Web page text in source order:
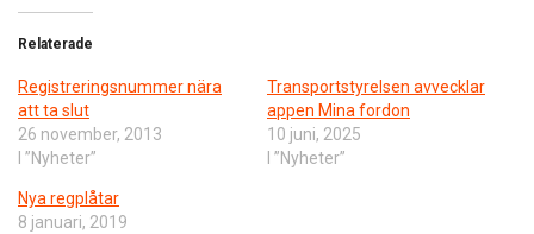
Relaterade
Registreringsnummer nära
att ta slut
26 november, 2013
I ”Nyheter”
Transportstyrelsen avvecklar
appen Mina fordon
10 juni, 2025
I ”Nyheter”
Nya regplåtar
8 januari, 2019